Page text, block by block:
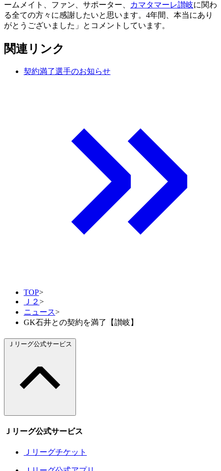
ームメイト、ファン、サポーター、
カマタマーレ讃岐に関わ
る全ての方々に感謝したいと思います。4年間、本当にあり
がとうございました」とコメントしています。
関連リンク
契約満了選手のお知らせ
TOP>
Ｊ２ >
ニュース>
GK石井との契約を満了【讃岐】
Ｊリーグ公式サービス
Ｊリーグ公式サービス
Ｊリーグチケット